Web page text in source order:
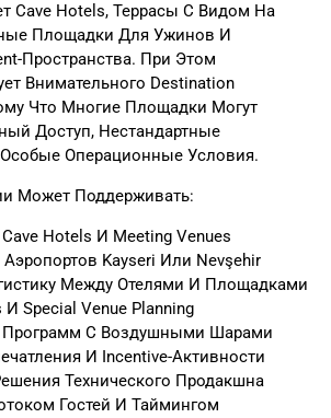
Cave Hotels, Террасы С Видом На
Площадки Для Ужинов И
Пространства. При Этом
Внимательного Destination
Что Многие Площадки Могут
Доступ, Нестандартные
Операционные Условия.
Может Поддерживать:
Hotels И Meeting Venues
Kayseri Или Nevşehir
Между Отелями И Площадками
И Special Venue Planning
С Воздушными Шарами
И Incentive-Активности
Технического Продакшна
Гостей И Таймингом